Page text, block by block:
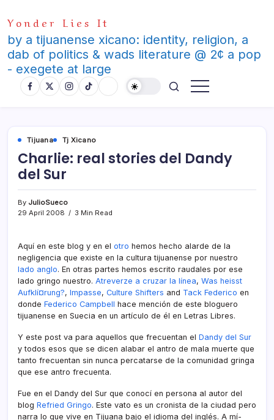
to
content
Yonder Lies It
by a tijuanense xicano: identity, religion, a
dab of politics & wads literature @ 2¢ a pop
- exegete at large
Tijuana Tj Xicano
Charlie: real stories del Dandy
del Sur
By JulioSueco
29 April 2008
3 Min Read
Aquí­ en este blog y en el otro hemos hecho alarde de la
negligencia que existe en la cultura tijuanense por nuestro
lado anglo. En otras partes hemos escrito raudales por ese
lado gringo nuestro. Atreverze a cruzar la lí­nea, Was heisst
Aufklí¤rung?, Impasse, Culture Shifters and Tack Federico en
donde Federico Campbell hace mención de este bloguero
tijuanense en Suecia en un artí­culo de él en Letras Libres.
Y este post va para aquellos que frecuentan el Dandy del Sur
y todos esos que se dicen alabar el antro de mala muerte que
tanto frecuentan sin nunca percatarse de la comunidad gringa
que ese antro frecuenta.
Fue en el Dandy del Sur que conocí­ en persona al autor del
blog Refried Gringo. Este vato es un cronista de la ciudad pero
narra lo que vive en Tijuana bajo el idioma del inglés. A mí­